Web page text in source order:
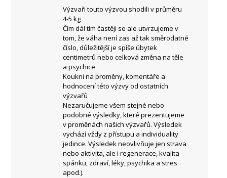
Výzvaři touto výzvou shodili v průměru
4-5 kg
Čím dál tím častěji se ale utvrzujeme v
tom, že váha není zas až tak směrodatné
číslo, důležitější je spíše úbytek
centimetrů nebo celková změna na těle
a psychice
Koukni na proměny, komentáře a
hodnocení této výzvy od ostatních
výzvařů
Nezaručujeme všem stejné nebo
podobné výsledky, které prezentujeme
v proměnách našich výzvařů. Výsledek
vychází vždy z přístupu a individuality
jedince. Výsledek neovlivňuje jen strava
nebo aktivita, ale i regenerace, kvalita
spánku, zdraví, léky, psychika a stres
apod.).